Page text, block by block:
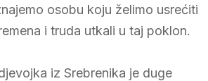
osobu koju želimo usrećiti
i truda utkali u taj poklon.
iz Srebrenika je duge